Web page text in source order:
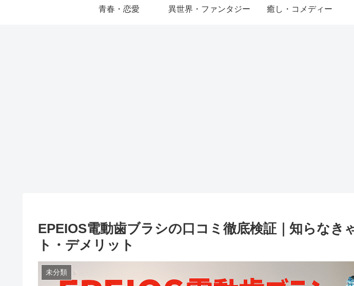
青春・恋愛 異世界・ファンタジー 癒し・コメディー
EPEIOS電動歯ブラシの口コミ徹底検証｜知らなき
ト・デメリット
未分類